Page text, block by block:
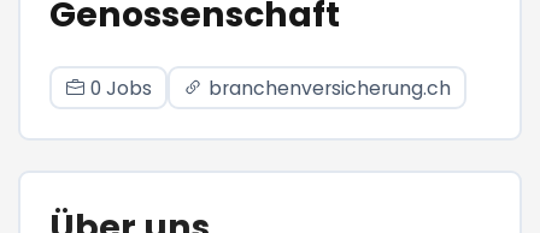
Genossenschaft
0 Jobs branchenversicherung.ch